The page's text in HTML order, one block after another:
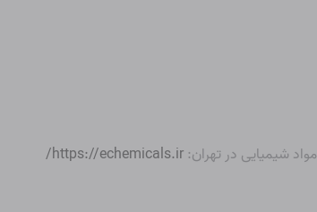
مواد شیمیایی در تهران:https://echemicals.ir/